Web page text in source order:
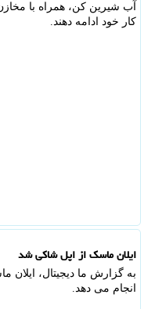
آب شیرین کن، همراه با
کار خود ادامه دهند.
ایلان ماسک از اپل شاکی شد
انجام می دهد.